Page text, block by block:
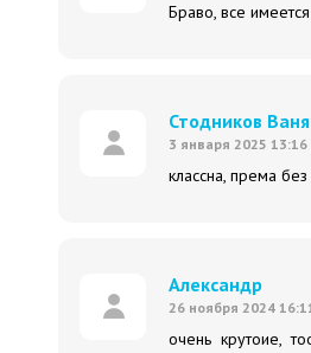
Браво, все
Стодников Ваня
3 января 2025 13:16
классна, према
Александр
26 ноября 2024
очень крутоие,